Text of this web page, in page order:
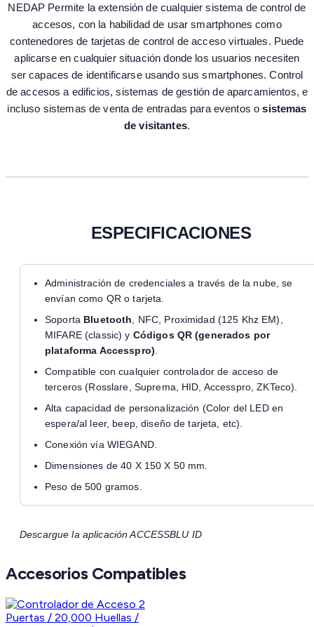
NEDAP Permite la extensión de cualquier sistema de control de
accesos, con la habilidad de usar smartphones como
contenedores de tarjetas de control de acceso virtuales. Puede
aplicarse en cualquier situación donde los usuarios necesiten
ser capaces de identificarse usando sus smartphones. Control
de accesos a edificios, sistemas de gestión de aparcamientos, e
incluso sistemas de venta de entradas para eventos osistemas
de visitantes.
ESPECIFICACIONES
Administración de credenciales a través de la nube, se
envían como QR o tarjeta.
Soporta Bluetooth, NFC, Proximidad (125 Khz EM),
MIFARE (classic) y Códigos QR (generados por
plataforma Accesspro).
Compatible con cualquier controlador de acceso de
terceros (Rosslare, Suprema, HID, Accesspro, ZKTeco).
Alta capacidad de personalización (Color del LED en
espera/al leer, beep, diseño de tarjeta, etc).
Conexión vía WIEGAND.
Dimensiones de 40 X 150 X 50 mm.
Peso de 500 gramos.
Descargue la aplicación ACCESSBLU ID
Accesorios Compatibles